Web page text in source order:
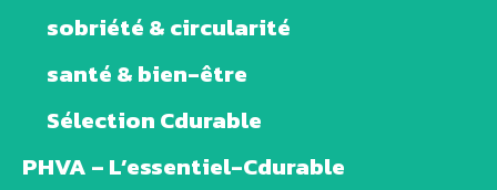
sobriété & circularité
santé & bien-être
Sélection Cdurable
PHVA – L’essentiel-Cdurable